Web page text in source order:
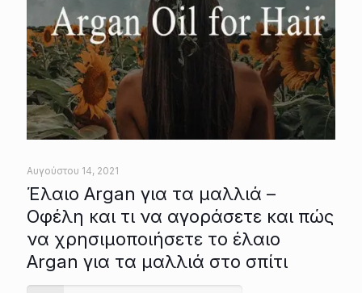
Αυγούστου 14, 2021
Έλαιο Argan για τα μαλλιά –
Οφέλη και τι να αγοράσετε και πώς
να χρησιμοποιήσετε το έλαιο
Argan για τα μαλλιά στο σπίτι